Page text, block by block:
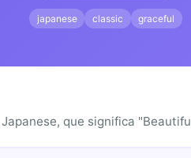
japanese classic graceful
que significa